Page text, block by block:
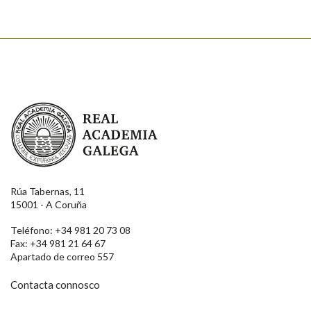
Real Academia Galega
Rúa Tabernas, 11
15001 - A Coruña
Teléfono: +34 981 20 73 08
Fax: +34 981 21 64 67
Apartado de correo 557
Contacta connosco